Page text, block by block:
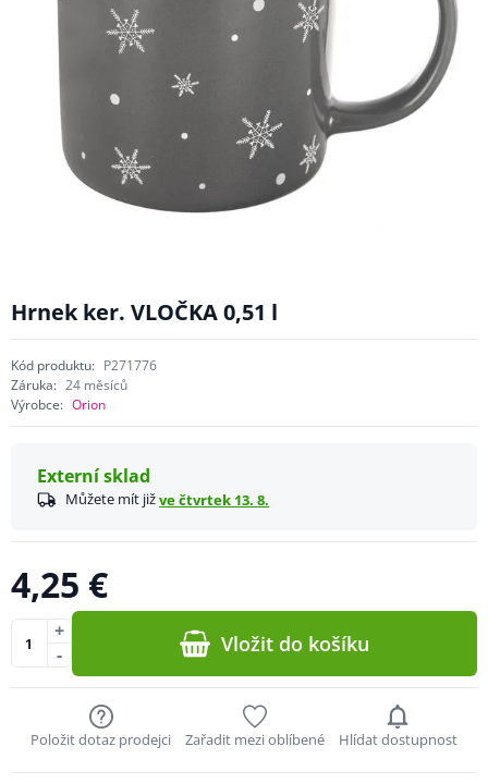
Hrnek ker. VLOČKA 0,51 l
Kód produktu: P271776
Záruka: 24 měsíců
Výrobce: Orion
Externí sklad
Můžete mít jižve čtvrtek 13. 8.
4,25 €
-
+ Vložit do košíku
Položit dotaz prodejci Zařadit mezi oblíbené Hlídat dostupnost